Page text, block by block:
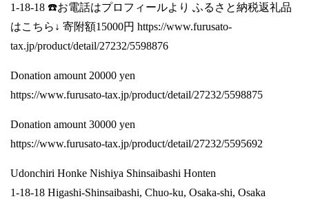
1-18-18 ☎️お電話はプロフィールより ふるさと納税返礼品
はこちら↓ 寄附額15000円 https://www.furusato-
tax.jp/product/detail/27232/5598876
Donation amount 20000 yen
https://www.furusato-tax.jp/product/detail/27232/5598875
Donation amount 30000 yen
https://www.furusato-tax.jp/product/detail/27232/5595692
Udonchiri Honke Nishiya Shinsaibashi Honten
1-18-18 Higashi-Shinsaibashi, Chuo-ku, Osaka-shi, Osaka